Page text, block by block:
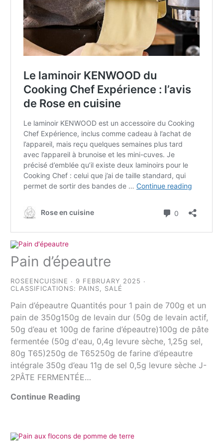
Pain d’épeautre
ROSEENCUISINE
9 FEBRUARY 2025
CLASSIFICATIONS: PAINS, SALÉ
Pain d’épeautre Quantités pour 1 pain de 700g et un
pain de 350g150g de levain dur (50g de levain actif,
50g d’eau et 100g de farine d’épeautre)100g de pâte
fermentée (50g d'eau, 0,4g levure sèche, 1,25g sel,
80g T65)250g de T65250g de farine d’épeautre
intégrale 350g d’eau 11g de sel 0,5g levure sèche J-
2PÂTE FERMENTÉE…
Continue Reading